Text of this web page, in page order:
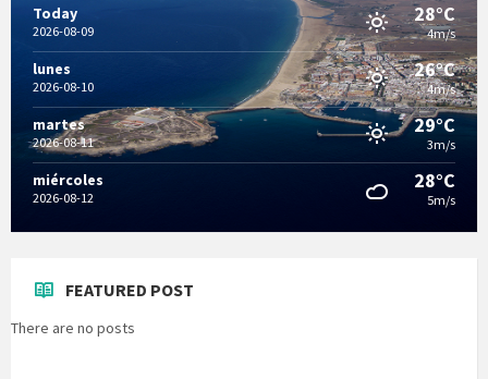
Today
2026-08-09
28°C
4m/s
lunes
2026-08-10
26°C
4m/s
martes
2026-08-11
29°C
3m/s
miércoles
2026-08-12
28°C
5m/s
FEATURED POST
There are no posts